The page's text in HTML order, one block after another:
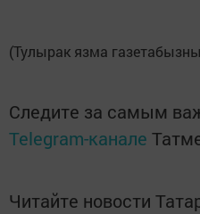
(Тулырак язма
Следите за самым
Telegram-канале
Читайте новости